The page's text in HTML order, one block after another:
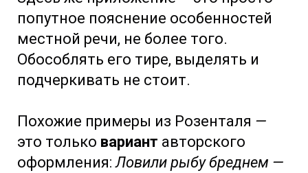
попутное пояснение особенностей
местной речи, не более того.
Обособлять его тире, выделять и
подчеркивать не стоит.
Похожие примеры из Розенталя —
это только вариант авторского
оформления:Ловили рыбу бреднем —